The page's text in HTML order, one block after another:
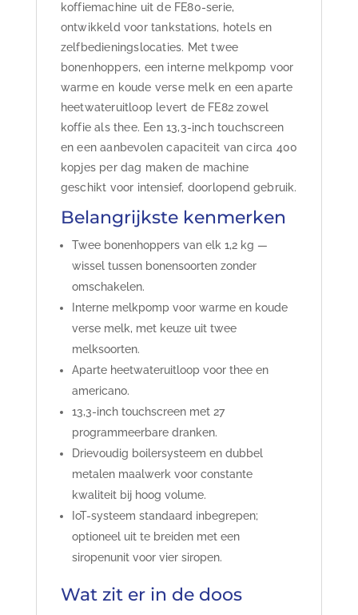
koffiemachine uit de FE80-serie,
ontwikkeld voor tankstations, hotels en
zelfbedieningslocaties. Met twee
bonenhoppers, een interne melkpomp voor
warme en koude verse melk en een aparte
heetwateruitloop levert de FE82 zowel
koffie als thee. Een 13,3-inch touchscreen
en een aanbevolen capaciteit van circa 400
kopjes per dag maken de machine
geschikt voor intensief, doorlopend gebruik.
Belangrijkste kenmerken
Twee bonenhoppers van elk 1,2 kg —
wissel tussen bonensoorten zonder
omschakelen.
Interne melkpomp voor warme en koude
verse melk, met keuze uit twee
melksoorten.
Aparte heetwateruitloop voor thee en
americano.
13,3-inch touchscreen met 27
programmeerbare dranken.
Drievoudig boilersysteem en dubbel
metalen maalwerk voor constante
kwaliteit bij hoog volume.
IoT-systeem standaard inbegrepen;
optioneel uit te breiden met een
siropenunit voor vier siropen.
Wat zit er in de doos